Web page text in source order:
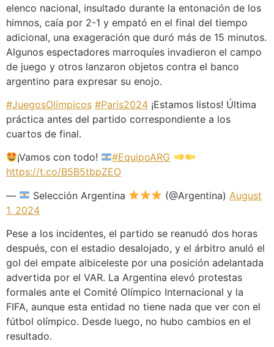
elenco nacional, insultado durante la entonación de los
himnos, caía por 2-1 y empató en el final del tiempo
adicional, una exageración que duró más de 15 minutos.
Algunos espectadores marroquíes invadieron el campo
de juego y otros lanzaron objetos contra el banco
argentino para expresar su enojo.
#JuegosOlímpicos #Paris2024 ¡Estamos listos! Última
práctica antes del partido correspondiente a los
cuartos de final.
¡Vamos con todo!
#EquipoARG
https://t.co/B5B5tbpZEO
—
Selección Argentina (@Argentina) August
1, 2024
Pese a los incidentes, el partido se reanudó dos horas
después, con el estadio desalojado, y el árbitro anuló el
gol del empate albiceleste por una posición adelantada
advertida por el VAR. La Argentina elevó protestas
formales ante el Comité Olímpico Internacional y la
FIFA, aunque esta entidad no tiene nada que ver con el
fútbol olímpico. Desde luego, no hubo cambios en el
resultado.